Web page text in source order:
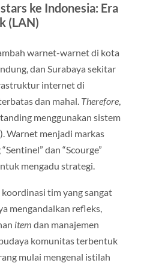
ke Indonesia: Era
(LAN)
warnet-warnet di kota
dan Surabaya sekitar
internet di
dan mahal. Therefore,
menggunakan sistem
Warnet menjadi markas
dan “Scourge”
mengadu strategi.
tim yang sangat
mengandalkan refleks,
item dan manajemen
komunitas terbentuk
mulai mengenal istilah